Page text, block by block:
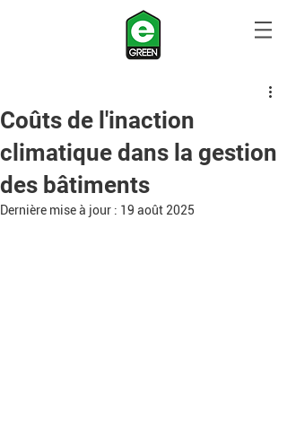
Coûts de l'inaction
climatique dans la gestion
des bâtiments
Dernière mise à jour : 19 août 2025